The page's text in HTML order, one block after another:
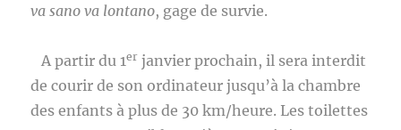
va sano va lontano, gage de survie.
A partir du 1er janvier prochain, il sera interdit
de courir de son ordinateur jusqu’à la chambre
des enfants à plus de 30 km/heure. Les toilettes